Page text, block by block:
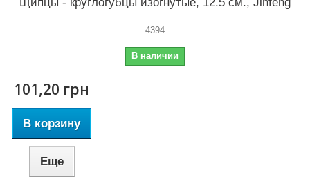
4394
В наличии
101,20 грн
В корзину
Еще